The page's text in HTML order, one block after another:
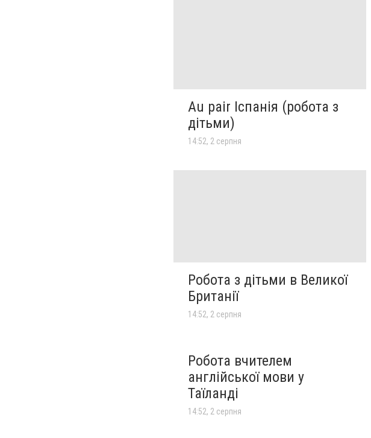
Au pair Іспанія (робота з
дітьми)
14:52, 2 серпня
Робота з дітьми в Великої
Британії
14:52, 2 серпня
Робота вчителем
англійської мови у
Таїланді
14:52, 2 серпня